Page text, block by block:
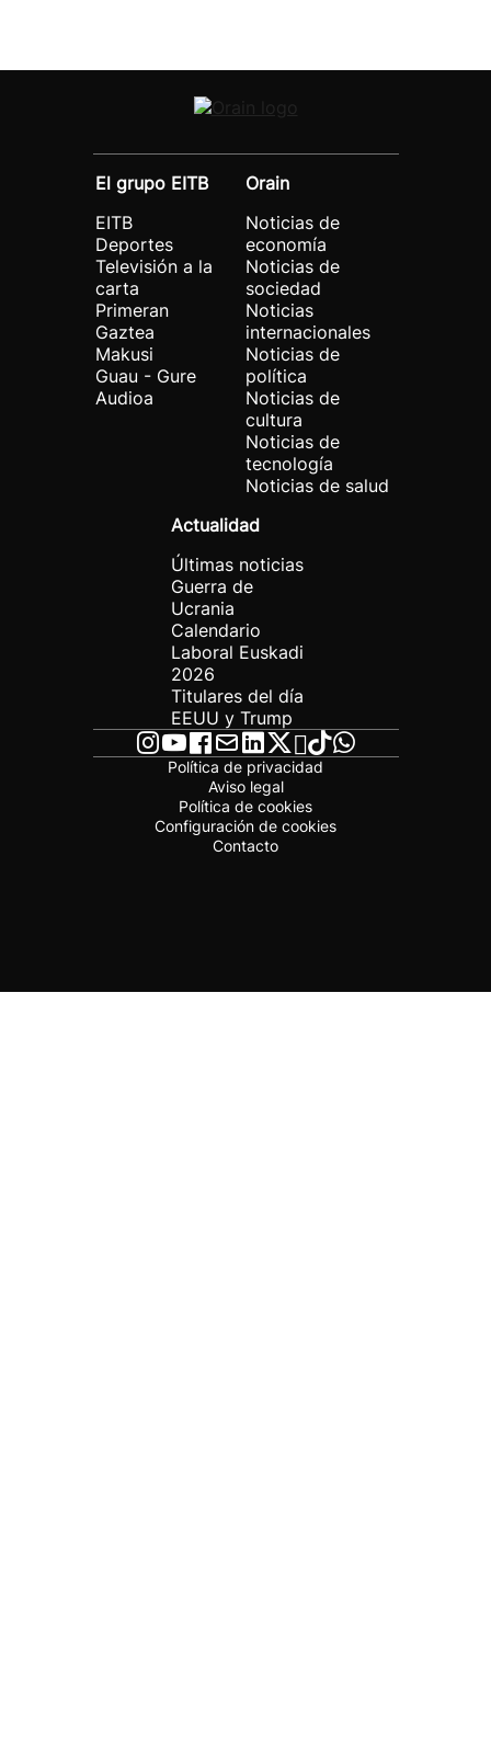
El grupo EITB
EITB
Deportes
Televisión a la
carta
Primeran
Gaztea
Makusi
Guau - Gure
Audioa
Orain
Noticias de
economía
Noticias de
sociedad
Noticias
internacionales
Noticias de
política
Noticias de
cultura
Noticias de
tecnología
Noticias de salud
Actualidad
Últimas noticias
Guerra de
Ucrania
Calendario
Laboral Euskadi
2026
Titulares del día
EEUU y Trump
Política de privacidad
Aviso legal
Política de cookies
Configuración de cookies
Contacto